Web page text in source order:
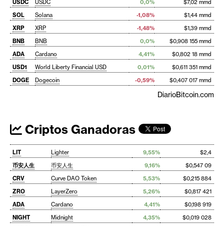
USDC USDC 0,0%
$7,02 mmd
SOL
Solana -1,08%
$1,44 mmd
XRP
XRP -1,48%
$1,39 mmd
BNB
BNB 0,0%
$0,908 155 mmd
ADA
Cardano 4,41%
$0,802 18 mmd
USD1
World Liberty Financial USD 0,01%
$0,611 351 mmd
DOGE
Dogecoin -0,59% $0,407 017 mmd
DiarioBitcoin.com
Criptos Ganadoras
LIT Lighter 9,55%
$2,4
币安人生
币安人生 9,16%
$0,547 09
CRV
Curve DAO Token 5,53%
$0,215 884
ZRO
LayerZero 5,26%
$0,817 421
ADA
Cardano 4,41%
$0,198 919
NIGHT
Midnight 4,35%
$0,019 028